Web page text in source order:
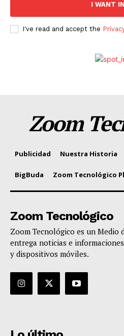
I WANT IN
I've read and accept the
Zoom
Publicidad Nuestra Historia
BigBuda Zoom Tecnológico
Zoom Tecnológico
Zoom Tecnológico es un Medio
entrega noticias e
y dispositivos móviles.